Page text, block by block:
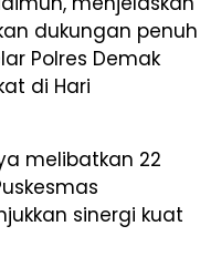
dukungan penuh
Polres Demak
di Hari
melibatkan 22
sinergi kuat